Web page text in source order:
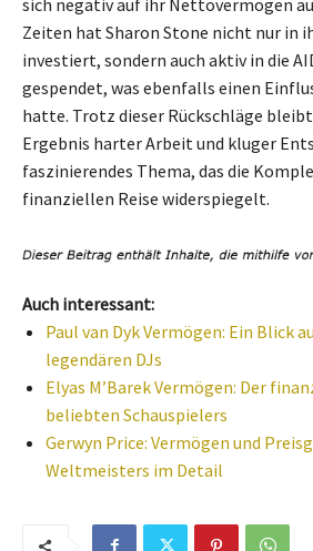
sich negativ auf ihr Nettovermögen
Zeiten hat Sharon Stone nicht nur in
investiert, sondern auch aktiv in die
gespendet, was ebenfalls einen
hatte. Trotz dieser Rückschläge
Ergebnis harter Arbeit und kluger
faszinierendes Thema, das die
finanziellen Reise widerspiegelt.
Auch interessant:
Paul van Dyk Vermögen: Ein Blick
legendären DJs
Elyas M’Barek Vermögen: Der
beliebten Schauspielers
Gerwyn Price: Vermögen und
Weltmeisters im Detail